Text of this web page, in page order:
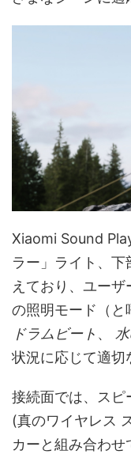
Xiaomi Sound
ラー」ライト、
えており、ユー
の照明モード（と
ドラムビート 、
状況に応じて適切
接続面では、スピ
(真のワイヤレス
カーと組み合わ